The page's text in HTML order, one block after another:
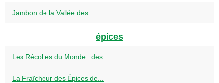
Jambon de la Vallée des...
épices
Les Récoltes du Monde : des...
La Fraîcheur des Épices de...